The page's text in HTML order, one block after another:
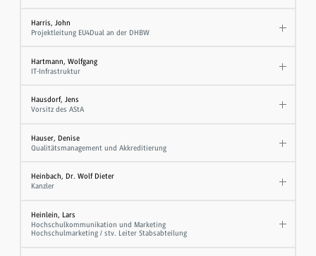
Harris, John
Projektleitung EU4Dual an der DHBW
Hartmann, Wolfgang
IT-Infrastruktur
Hausdorf, Jens
Vorsitz des AStA
Hauser, Denise
Qualitätsmanagement und Akkreditierung
Heinbach, Dr. Wolf Dieter
Kanzler
Heinlein, Lars
Hochschulkommunikation und Marketing
Hochschulmarketing / stv. Leiter Stabsabteilung